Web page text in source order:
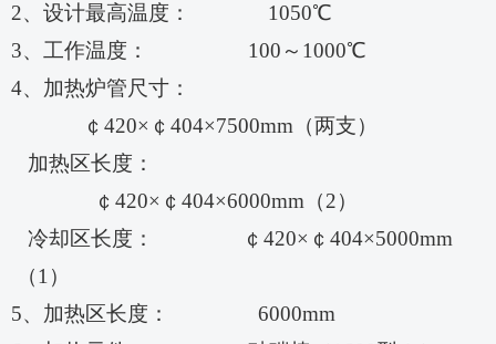
2、设计最高温度 ： 1050℃
3、工作温度： 100 ～ 1000℃
4、加热炉管尺寸：
￠420×￠404×7500mm（两支）
加热区长度：
￠ 420×￠404×6000mm（2）
冷却区长度：
￠ 420×￠404×5000mm
（1）
5、加热区长度： 6000mm